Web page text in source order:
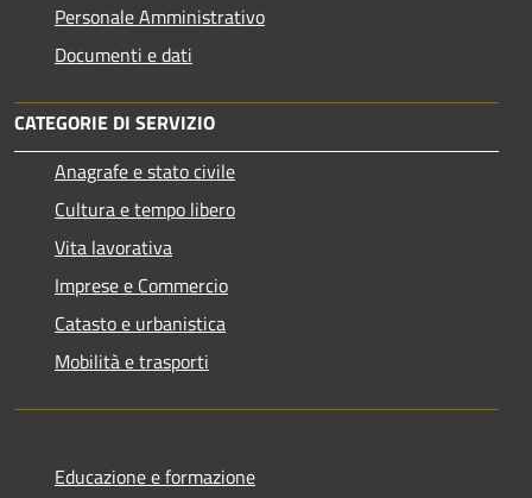
Personale Amministrativo
Documenti e dati
CATEGORIE DI SERVIZIO
Anagrafe e stato civile
Cultura e tempo libero
Vita lavorativa
Imprese e Commercio
Catasto e urbanistica
Mobilità e trasporti
Educazione e formazione